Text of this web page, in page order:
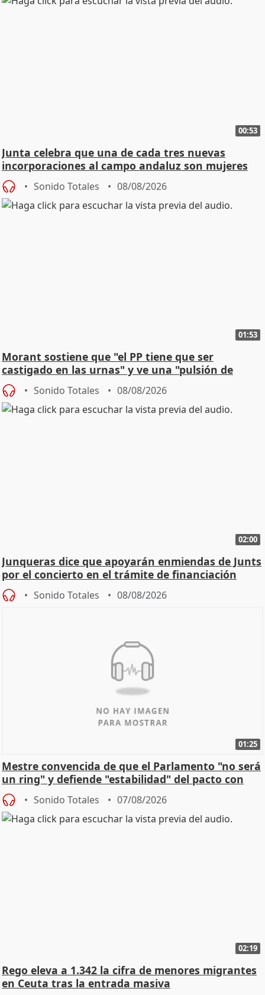
00:53
Junta celebra que una de cada tres nuevas
incorporaciones al campo andaluz son mujeres
jóvenes
Sonido Totales 08/08/2026
01:53
Morant sostiene que "el PP tiene que ser
castigado en las urnas" y ve una "pulsión de
cambio"
Sonido Totales 08/08/2026
02:00
Junqueras dice que apoyarán enmiendas de Junts
por el concierto en el trámite de financiación
Sonido Totales 08/08/2026
01:25
Mestre convencida de que el Parlamento "no será
un ring" y defiende "estabilidad" del pacto con
Vox
Sonido Totales 07/08/2026
02:19
Rego eleva a 1.342 la cifra de menores migrantes
en Ceuta tras la entrada masiva